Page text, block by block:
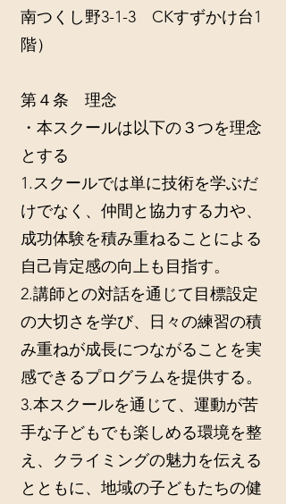
南つくし野3-1-3 CKすずかけ台1
階）
第４条 理念
・本スクールは以下の３つを理念
とする
1.スクールでは単に技術を学ぶだ
けでなく、仲間と協力する力や、
成功体験を積み重ねることによる
自己肯定感の向上も目指す。
2.講師との対話を通じて目標設定
の大切さを学び、日々の練習の積
み重ねが成長につながることを実
感できるプログラムを提供する。
3.本スクールを通じて、運動が苦
手な子どもでも楽しめる環境を整
え、クライミングの魅力を伝える
とともに、地域の子どもたちの健